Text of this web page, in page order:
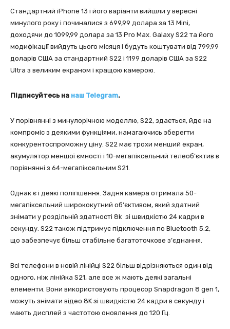
Стандартний iPhone 13 і його варіанти вийшли у вересні
минулого року і починалися з 699,99 долара за 13 Mini,
доходячи до 1099,99 долара за 13 Pro Max. Galaxy S22 та його
модифікації вийдуть цього місяця і будуть коштувати від 799,99
доларів США за стандартний S22 і 1199 доларів США за S22
Ultra з великим екраном і кращою камерою.
Підписуйтесь на наш Telegram.
У порівнянні з минулорічною моделлю, S22, здається, йде на
компроміс з деякими функціями, намагаючись зберегти
конкурентоспроможну ціну. S22 має трохи менший екран,
акумулятор меншої ємності і 10-мегапіксельний телеоб’єктив в
порівнянні з 64-мегапіксельним S21.
Однак є і деякі поліпшення. Задня камера отримала 50-
мегапіксельний ширококутний об’єктивом, який здатний
знімати у роздільній здатності 8k зі швидкістю 24 кадри в
секунду. S22 також підтримує підключення по Bluetooth 5.2,
що забезпечує більш стабільне багатоточкове з’єднання.
Всі телефони в новій лінійці S22 більш відрізняються один від
одного, ніж лінійка S21, але все ж мають деякі загальні
елементи. Вони використовують процесор Snapdragon 8 gen 1,
можуть знімати відео 8K зі швидкістю 24 кадри в секунду і
мають дисплей з частотою оновлення до 120 Гц.